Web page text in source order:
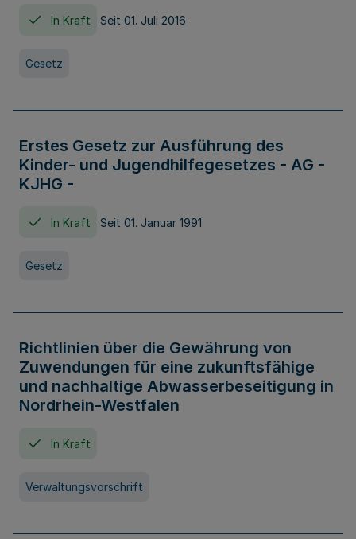
In Kraft Seit 01. Juli 2016
Gesetz
Erstes Gesetz zur Ausführung des
Kinder- und Jugendhilfegesetzes - AG -
KJHG -
In Kraft Seit 01. Januar 1991
Gesetz
Richtlinien über die Gewährung von
Zuwendungen für eine zukunftsfähige
und nachhaltige Abwasserbeseitigung in
Nordrhein-Westfalen
In Kraft
Verwaltungsvorschrift